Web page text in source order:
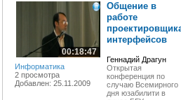
00:18:47
Информатика
2 просмотра
Добавлен: 25.11.2009
Общение в
работе
интерфейсов
Геннадий Драгун
Открытая
конференция по
случаю Всемирного
дня юзабилити в